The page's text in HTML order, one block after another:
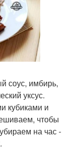
соус, имбирь,
уксус.
кубиками и
чтобы
на час -